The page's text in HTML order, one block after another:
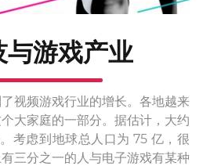
与游戏产业
视频游戏行业的增长。各地越来
大家庭的一部分。据估计，大约
考虑到地球总人口为 75 亿，很
三分之一的人与电子游戏有某种